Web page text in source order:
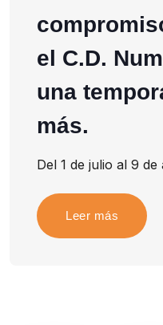
el C.D.
una
más.
Del 1 de julio al 9 de
Leer más